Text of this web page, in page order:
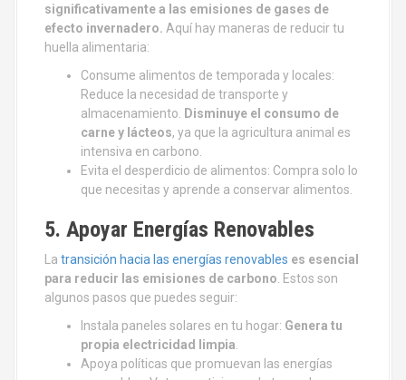
significativamente a las emisiones de gases de
efecto invernadero. Aquí hay maneras de reducir tu
huella alimentaria:
Consume alimentos de temporada y locales:
Reduce la necesidad de transporte y
almacenamiento.
Disminuye el consumo de
carne y lácteos, ya que la agricultura animal es
intensiva en carbono.
Evita el desperdicio de alimentos: Compra solo lo
que necesitas y aprende a conservar alimentos.
5. Apoyar Energías Renovables
La transición hacia las energías renovables es esencial
para reducir las emisiones de carbono . Estos son
algunos pasos que puedes seguir:
Instala paneles solares en tu hogar: Genera tu
propia electricidad limpia
Apoya políticas que promuevan las energías